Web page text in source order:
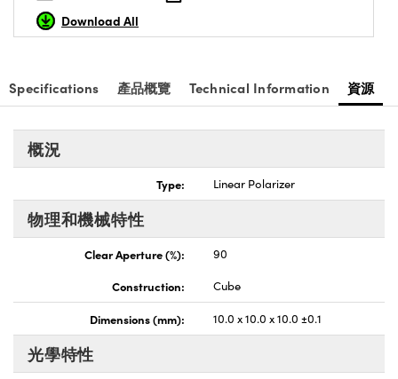
Download All
Specifications 產品概覽 Technical Information 資源
概況
Type: Linear Polarizer
物理和機械特性
Clear Aperture (%):
90
Construction:
Cube
Dimensions (mm): 10.0 x 10.0 x 10.0 ±0.1
光學特性